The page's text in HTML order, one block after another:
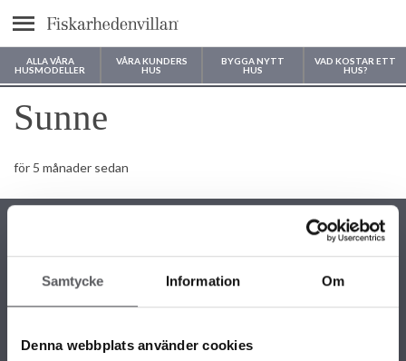
Samtycke Information Om
Denna webbplats använder cookies
Meny
ALLA VÅRA
HUSMODELLER
VÅRA KUNDERS
HUS
BYGGA NYTT
HUS
VAD KOSTAR ETT
HUS?
Var vill du bygga ditt hus?
Sunne
för 5 månader sedan
KONTAKTINFORMATION
info@fiskarhedenvillan.se